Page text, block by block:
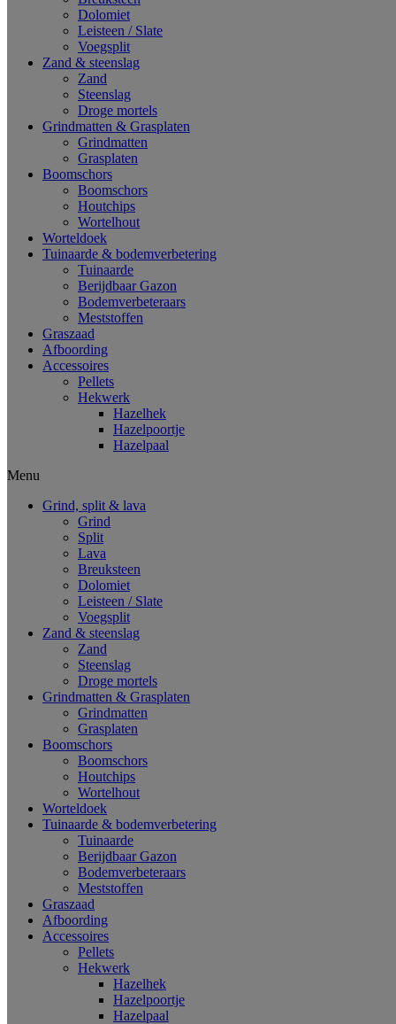
Dolomiet
Leisteen / Slate
Voegsplit
Zand & steenslag
Zand
Steenslag
Droge mortels
Grindmatten & Grasplaten
Grindmatten
Grasplaten
Boomschors
Boomschors
Houtchips
Wortelhout
Worteldoek
Tuinaarde & bodemverbetering
Tuinaarde
Berijdbaar Gazon
Bodemverbeteraars
Meststoffen
Graszaad
Afboording
Accessoires
Pellets
Hekwerk
Hazelhek
Hazelpoortje
Hazelpaal
Menu
Grind, split & lava
Grind
Split
Lava
Breuksteen
Dolomiet
Leisteen / Slate
Voegsplit
Zand & steenslag
Zand
Steenslag
Droge mortels
Grindmatten & Grasplaten
Grindmatten
Grasplaten
Boomschors
Boomschors
Houtchips
Wortelhout
Worteldoek
Tuinaarde & bodemverbetering
Tuinaarde
Berijdbaar Gazon
Bodemverbeteraars
Meststoffen
Graszaad
Afboording
Accessoires
Pellets
Hekwerk
Hazelhek
Hazelpoortje
Hazelpaal